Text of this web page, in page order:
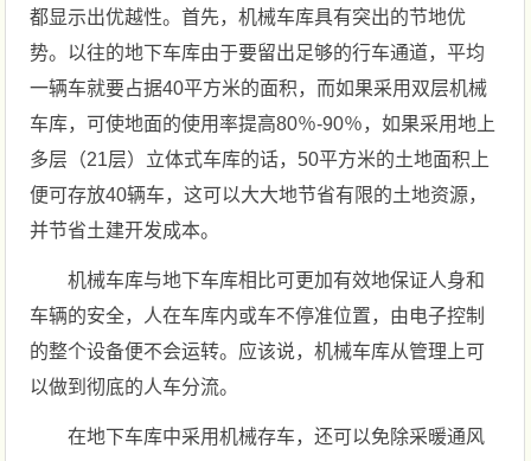
都显示出优越性。首先，机械车库具有突出的节地优
势。以往的地下车库由于要留出足够的行车通道，平均
一辆车就要占据40平方米的面积，而如果采用双层机械
车库，可使地面的使用率提高80％-90％，如果采用地上
多层（21层）立体式车库的话，50平方米的土地面积上
便可存放40辆车，这可以大大地节省有限的土地资源，
并节省土建开发成本。
机械车库与地下车库相比可更加有效地保证人身和
车辆的安全，人在车库内或车不停准位置，由电子控制
的整个设备便不会运转。应该说，机械车库从管理上可
以做到彻底的人车分流。
在地下车库中采用机械存车，还可以免除采暖通风